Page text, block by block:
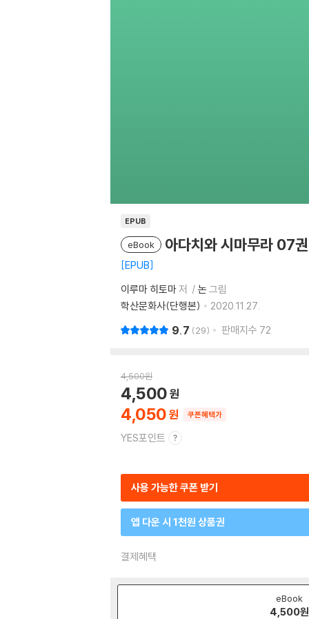
EPUB
eBook 아다치와 시마무라 07권
EPUB
이루마 히토마저 논 그림
학산문화사(단행본)
2020.11.27.
9.7 29 판매지수 72
4,500원
4,050
4,500
쿠폰혜택가
YES포인트
사용 가능한 쿠폰 받기
앱 다운 시 1천원 상품권
결제혜택
eBook
4,500원